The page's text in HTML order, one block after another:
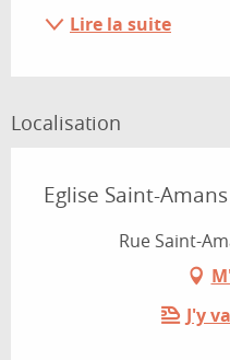
Lire la suite
Localisation
Eglise Saint-Amans
Rue Saint-
J'y